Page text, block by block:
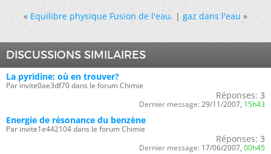
« Equilibre physique Fusion de l'eau.|gaz dans l'eau »
DISCUSSIONS SIMILAIRES
La pyridine: où en trouver?
Par invite0ae3df70 dans le forum Chimie
Réponses: 3
Dernier message: 29/11/2007, 15h43
Energie de résonance du benzène
Par invite1e442104 dans le forum Chimie
Réponses: 3
Dernier message: 17/06/2007, 00h45